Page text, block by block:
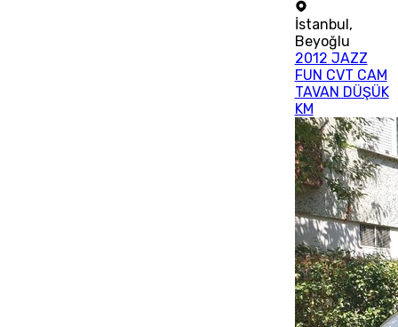
İstanbul,
Beyoğlu
2012 JAZZ
FUN CVT CAM
TAVAN DÜŞÜK
KM